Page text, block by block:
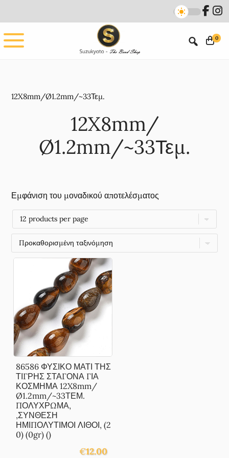
main
content
footer
0
12X8mm/Ø1.2mm/~33Τεμ.
12X8mm/
Ø1.2mm/~33Τεμ.
Εμφάνιση του μοναδικού αποτελέσματος
86586 ΦΥΣΙΚΟ ΜΑΤΙ ΤΗΣ
ΤΙΓΡΗΣ ΣΤΑΓΟΝΑ ΓΙΑ
ΚΟΣΜΗΜΑ 12X8mm/
Ø1.2mm/~33ΤΕΜ.
ΠΟΛΥΧΡΩΜΑ,
,ΣΥΝΘΕΣΗ
ΗΜΙΠΟΛΥΤΙΜΟΙ ΛΙΘΟΙ, (2
0) (0gr) ()
€12.00